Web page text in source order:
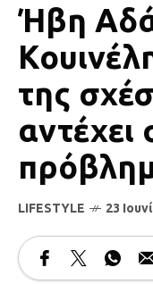
Ήβη
της
αντέχει
LIFESTYLE 23